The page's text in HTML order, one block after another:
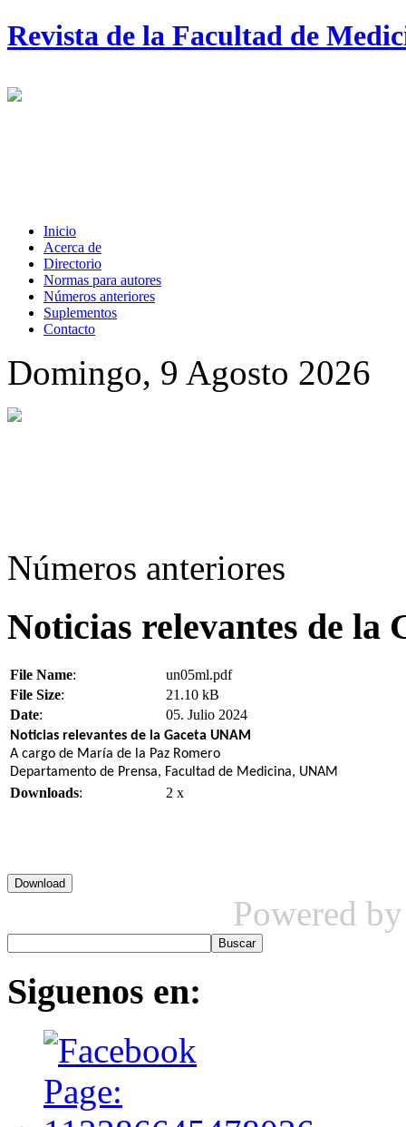
Revista de la Facultad de
Inicio
Acerca de
Directorio
Normas para autores
Números anteriores
Suplementos
Contacto
Domingo, 9 Agosto 2026
Números anteriores
Noticias relevantes de la
File Name:
un05ml.pdf
File Size:
21.10 kB
Date: 05. Julio 2024
Noticias relevantes de la Gaceta UNAM
A cargo de María de la Paz Romero
Departamento de Prensa, Facultad de Medicina, UNAM
Downloads: 2 x
Powered
Siguenos en: